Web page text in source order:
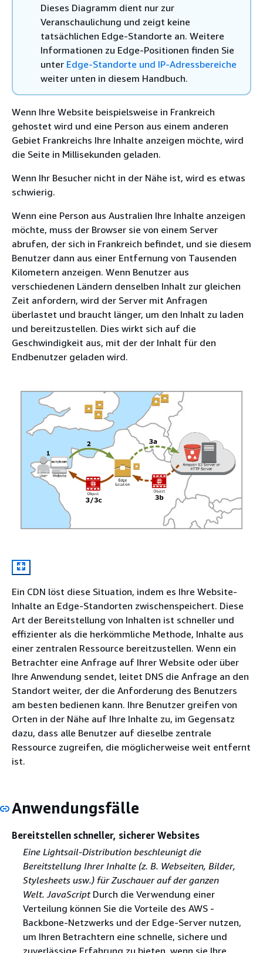
Dieses Diagramm dient nur zur
Veranschaulichung und zeigt keine
tatsächlichen Edge-Standorte an. Weitere
Informationen zu Edge-Positionen finden Sie
unter Edge-Standorte und IP-Adressbereiche
weiter unten in diesem Handbuch.
Wenn Ihre Website beispielsweise in Frankreich
gehostet wird und eine Person aus einem anderen
Gebiet Frankreichs Ihre Inhalte anzeigen möchte, wird
die Seite in Millisekunden geladen.
Wenn Ihr Besucher nicht in der Nähe ist, wird es etwas
schwierig.
Wenn eine Person aus Australien Ihre Inhalte anzeigen
möchte, muss der Browser sie von einem Server
abrufen, der sich in Frankreich befindet, und sie diesem
Benutzer dann aus einer Entfernung von Tausenden
Kilometern anzeigen. Wenn Benutzer aus
verschiedenen Ländern denselben Inhalt zur gleichen
Zeit anfordern, wird der Server mit Anfragen
überlastet und braucht länger, um den Inhalt zu laden
und bereitzustellen. Dies wirkt sich auf die
Geschwindigkeit aus, mit der der Inhalt für den
Endbenutzer geladen wird.
Ein CDN löst diese Situation, indem es Ihre Website-
Inhalte an Edge-Standorten zwischenspeichert. Diese
Art der Bereitstellung von Inhalten ist schneller und
effizienter als die herkömmliche Methode, Inhalte aus
einer zentralen Ressource bereitzustellen. Wenn ein
Betrachter eine Anfrage auf Ihrer Website oder über
Ihre Anwendung sendet, leitet DNS die Anfrage an den
Standort weiter, der die Anforderung des Benutzers
am besten bedienen kann. Ihre Benutzer greifen von
Orten in der Nähe auf Ihre Inhalte zu, im Gegensatz
dazu, dass alle Benutzer auf dieselbe zentrale
Ressource zugreifen, die möglicherweise weit entfernt
ist.
Anwendungsfälle
Bereitstellen schneller, sicherer Websites
Eine Lightsail-Distribution beschleunigt die
Bereitstellung Ihrer Inhalte (z. B. Webseiten, Bilder,
Stylesheets usw.) für Zuschauer auf der ganzen
Welt. JavaScriptDurch die Verwendung einer
Verteilung können Sie die Vorteile des AWS -
Backbone-Netzwerks und der Edge-Server nutzen,
um Ihren Betrachtern eine schnelle, sichere und
zuverlässige Erfahrung zu bieten, wenn sie Ihre